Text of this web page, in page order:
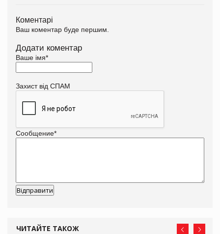
Коментарі
Ваш коментар буде першим.
Додати коментар
Ваше імя*
Захист від СПАМ
Сообщение*
ЧИТАЙТЕ ТАКОЖ